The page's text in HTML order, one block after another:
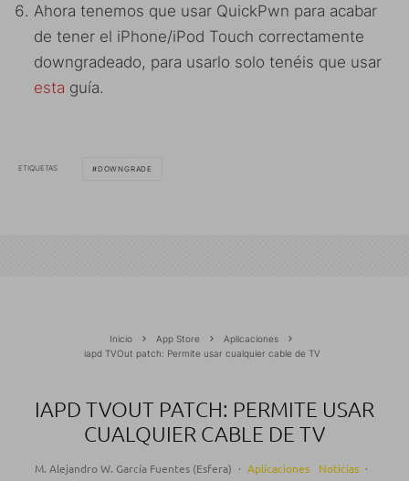
Ahora tenemos que usar QuickPwn para acabar
de tener el iPhone/iPod Touch correctamente
downgradeado, para usarlo solo tenéis que usar
esta guía.
ETIQUETAS DOWNGRADE
Inicio App Store
Aplicaciones
iapd TVOut patch: Permite usar cualquier cable de TV
IAPD TVOUT PATCH: PERMITE USAR
CUALQUIER CABLE DE TV
M. Alejandro W. García Fuentes (Esfera) · Aplicaciones Noticias ·